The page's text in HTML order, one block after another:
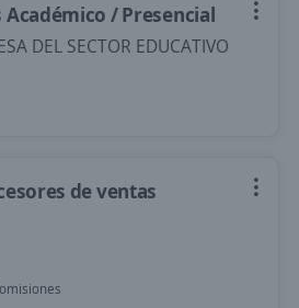
/ Presencial
DEL SECTOR EDUCATIVO
de ventas